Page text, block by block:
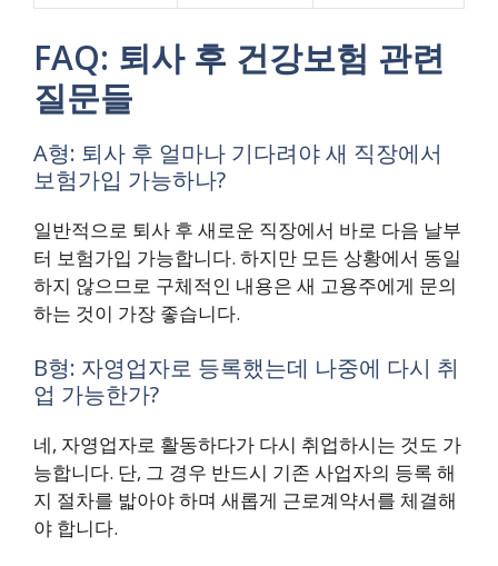
FAQ: 퇴사 후 건강보험 관련
질문들
A형: 퇴사 후 얼마나 기다려야 새 직장에서
보험가입 가능하나?
일반적으로 퇴사 후 새로운 직장에서 바로 다음 날부
터 보험가입 가능합니다. 하지만 모든 상황에서 동일
하지 않으므로 구체적인 내용은 새 고용주에게 문의
하는 것이 가장 좋습니다.
B형: 자영업자로 등록했는데 나중에 다시 취
업 가능한가?
네, 자영업자로 활동하다가 다시 취업하시는 것도 가
능합니다. 단, 그 경우 반드시 기존 사업자의 등록 해
지 절차를 밟아야 하며 새롭게 근로계약서를 체결해
야 합니다.